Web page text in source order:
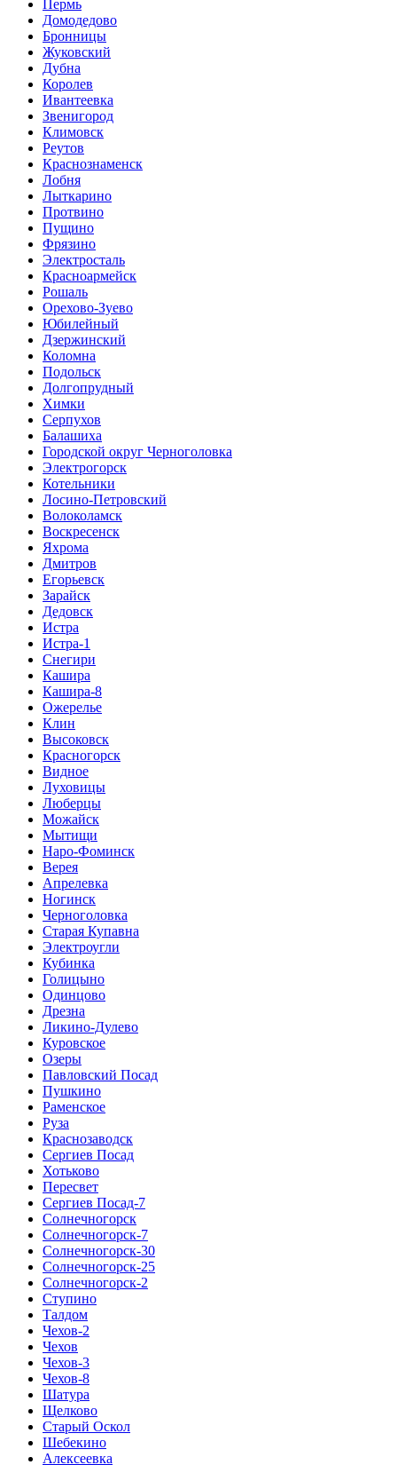
Пермь
Домодедово
Бронницы
Жуковский
Дубна
Королев
Ивантеевка
Звенигород
Климовск
Реутов
Краснознаменск
Лобня
Лыткарино
Протвино
Пущино
Фрязино
Электросталь
Красноармейск
Рошаль
Орехово-Зуево
Юбилейный
Дзержинский
Коломна
Подольск
Долгопрудный
Химки
Серпухов
Балашиха
Городской округ Черноголовка
Электрогорск
Котельники
Лосино-Петровский
Волоколамск
Воскресенск
Яхрома
Дмитров
Егорьевск
Зарайск
Дедовск
Истра
Истра-1
Снегири
Кашира
Кашира-8
Ожерелье
Клин
Высоковск
Красногорск
Видное
Луховицы
Люберцы
Можайск
Мытищи
Наро-Фоминск
Верея
Апрелевка
Ногинск
Черноголовка
Старая Купавна
Электроугли
Кубинка
Голицыно
Одинцово
Дрезна
Ликино-Дулево
Куровское
Озеры
Павловский Посад
Пушкино
Раменское
Руза
Краснозаводск
Сергиев Посад
Хотьково
Пересвет
Сергиев Посад-7
Солнечногорск
Солнечногорск-7
Солнечногорск-30
Солнечногорск-25
Солнечногорск-2
Ступино
Талдом
Чехов-2
Чехов
Чехов-3
Чехов-8
Шатура
Щелково
Старый Оскол
Шебекино
Алексеевка